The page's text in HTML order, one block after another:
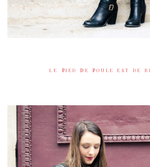
L E PI E DD E PO U L E E S T D E R